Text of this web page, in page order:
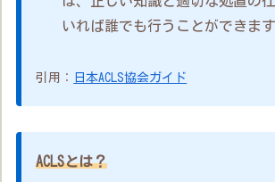
いれば誰でも行うことができます
引用： 日本ACLS協会ガイド
ACLSとは？